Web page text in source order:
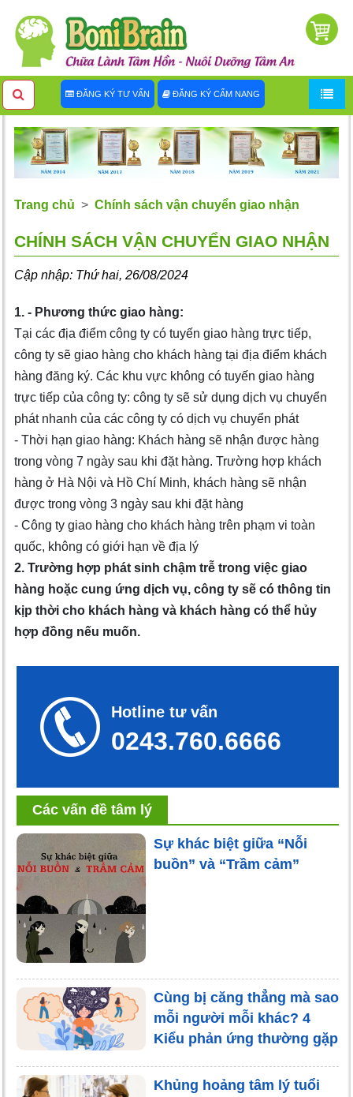
ĐĂNG KÝ TƯ VẤN ĐĂNG KÝ CẨM NANG
Trang chủ Chính sách vận chuyển giao nhận
CHÍNH SÁCH VẬN CHUYỂN GIAO NHẬN
Cập nhập: Thứ hai, 26/08/2024
1. - Phương thức giao hàng:
Tại các địa điểm công ty có tuyến giao hàng trực tiếp,
công ty sẽ giao hàng cho khách hàng tại địa điểm khách
hàng đăng ký. Các khu vực không có tuyến giao hàng
trực tiếp của công ty: công ty sẽ sử dụng dịch vụ chuyển
phát nhanh của các công ty có dịch vụ chuyển phát
- Thời hạn giao hàng: Khách hàng sẽ nhận được hàng
trong vòng 7 ngày sau khi đặt hàng. Trường hợp khách
hàng ở Hà Nội và Hồ Chí Minh, khách hàng sẽ nhận
được trong vòng 3 ngày sau khi đặt hàng
- Công ty giao hàng cho khách hàng trên phạm vi toàn
quốc, không có giới hạn về địa lý
2. Trường hợp phát sinh chậm trễ trong việc giao
hàng hoặc cung ứng dịch vụ, công ty sẽ có thông tin
kịp thời cho khách hàng và khách hàng có thể hủy
hợp đồng nếu muốn.
Hotline tư vấn
0243.760.6666
Các vấn đề tâm lý
Sự khác biệt giữa “Nỗi
buồn” và “Trầm cảm”
Cùng bị căng thẳng mà sao
mỗi người mỗi khác? 4
Kiểu phản ứng thường gặp
Khủng hoảng tâm lý tuổi